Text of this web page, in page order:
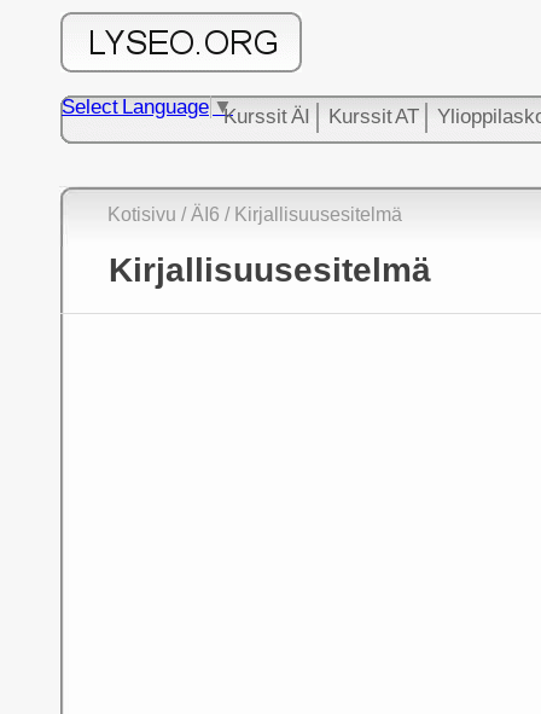
Kurssit ÄI Kurssit AT
Select Language ▼
Kotisivu /ÄI6 / Kirjallisuusesitelmä
Kirjallisuusesitelmä